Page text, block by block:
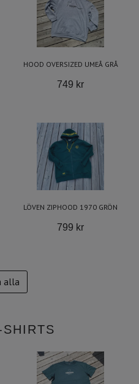
HOOD OVERSIZED UMEÅ GRÅ
749 kr
LÖVEN ZIPHOOD 1970 GRÖN
799 kr
alla